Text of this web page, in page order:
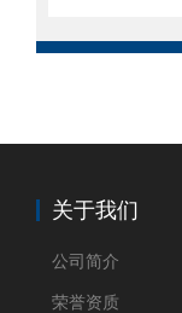
关于我们
公司简介
荣誉资质